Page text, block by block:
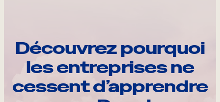
Découvrez pourquoi
les entreprises ne
cessent d’apprendre